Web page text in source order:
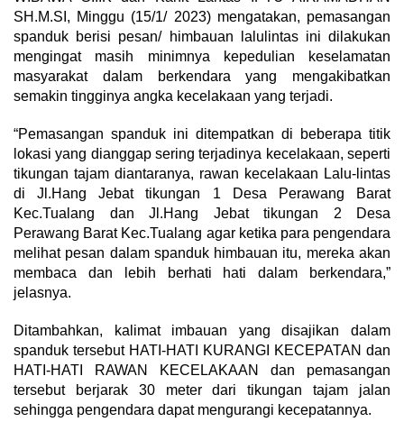
SH.M.SI, Minggu (15/1/ 2023) mengatakan, pemasangan
spanduk berisi pesan/ himbauan lalulintas ini dilakukan
mengingat masih minimnya kepedulian keselamatan
masyarakat dalam berkendara yang mengakibatkan
semakin tingginya angka kecelakaan yang terjadi.
“Pemasangan spanduk ini ditempatkan di beberapa titik
lokasi yang dianggap sering terjadinya kecelakaan, seperti
tikungan tajam diantaranya, rawan kecelakaan Lalu-lintas
di Jl.Hang Jebat tikungan 1 Desa Perawang Barat
Kec.Tualang dan Jl.Hang Jebat tikungan 2 Desa
Perawang Barat Kec.Tualang agar ketika para pengendara
melihat pesan dalam spanduk himbauan itu, mereka akan
membaca dan lebih berhati hati dalam berkendara,”
jelasnya.
Ditambahkan, kalimat imbauan yang disajikan dalam
spanduk tersebut HATI-HATI KURANGI KECEPATAN dan
HATI-HATI RAWAN KECELAKAAN dan pemasangan
tersebut berjarak 30 meter dari tikungan tajam jalan
sehingga pengendara dapat mengurangi kecepatannya.